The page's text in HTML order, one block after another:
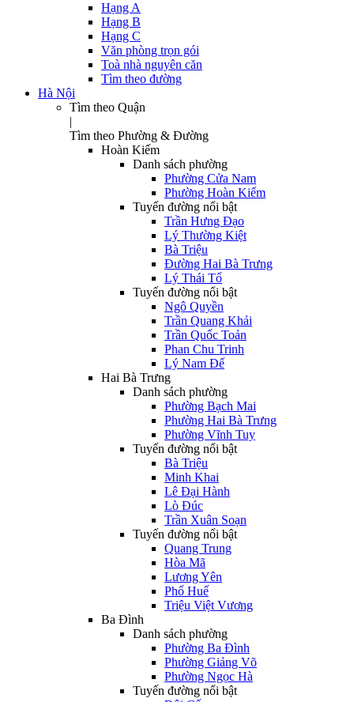
Hạng A
Hạng B
Hạng C
Văn phòng trọn gói
Toà nhà nguyên căn
Tìm theo đường
Hà Nội
Tìm theo Quận
|
Tìm theo Phường & Đường
Hoàn Kiếm
Danh sách phường
Phường Cửa Nam
Phường Hoàn Kiếm
Tuyến đường nổi bật
Trần Hưng Đạo
Lý Thường Kiệt
Bà Triệu
Đường Hai Bà Trưng
Lý Thái Tổ
Tuyến đường nổi bật
Ngô Quyền
Trần Quang Khải
Trần Quốc Toản
Phan Chu Trinh
Lý Nam Đế
Hai Bà Trưng
Danh sách phường
Phường Bạch Mai
Phường Hai Bà Trưng
Phường Vĩnh Tuy
Tuyến đường nổi bật
Bà Triệu
Minh Khai
Lê Đại Hành
Lò Đúc
Trần Xuân Soạn
Tuyến đường nổi bật
Quang Trung
Hòa Mã
Lương Yên
Phố Huế
Triệu Việt Vương
Ba Đình
Danh sách phường
Phường Ba Đình
Phường Giảng Võ
Phường Ngọc Hà
Tuyến đường nổi bật